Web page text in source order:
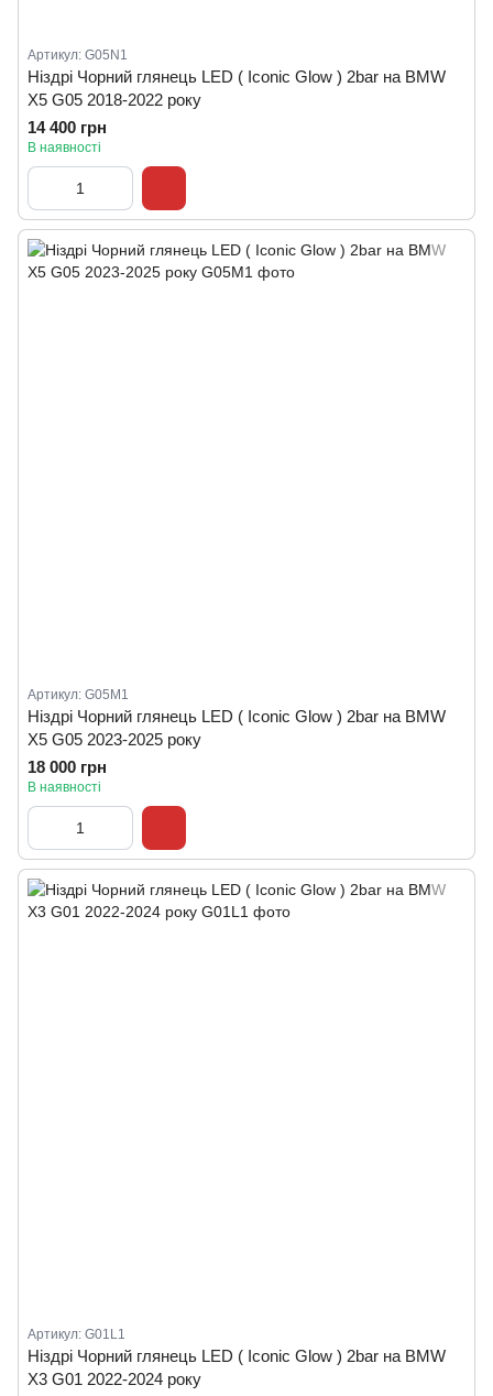
Артикул: G05N1
Ніздрі Чорний глянець LED ( Iconic Glow ) 2bar на BMW
X5 G05 2018-2022 року
14 400 грн
В наявності
Артикул: G05M1
Ніздрі Чорний глянець LED ( Iconic Glow ) 2bar на BMW
X5 G05 2023-2025 року
18 000 грн
В наявності
Артикул: G01L1
Ніздрі Чорний глянець LED ( Iconic Glow ) 2bar на BMW
X3 G01 2022-2024 року